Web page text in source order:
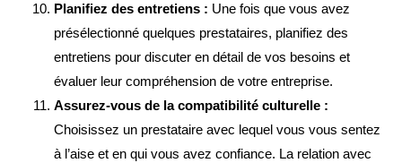
Planifiez des entretiens : Une fois que vous avez
présélectionné quelques prestataires, planifiez des
entretiens pour discuter en détail de vos besoins et
évaluer leur compréhension de votre entreprise.
Assurez-vous de la compatibilité culturelle :
Choisissez un prestataire avec lequel vous vous sentez
à l’aise et en qui vous avez confiance. La relation avec